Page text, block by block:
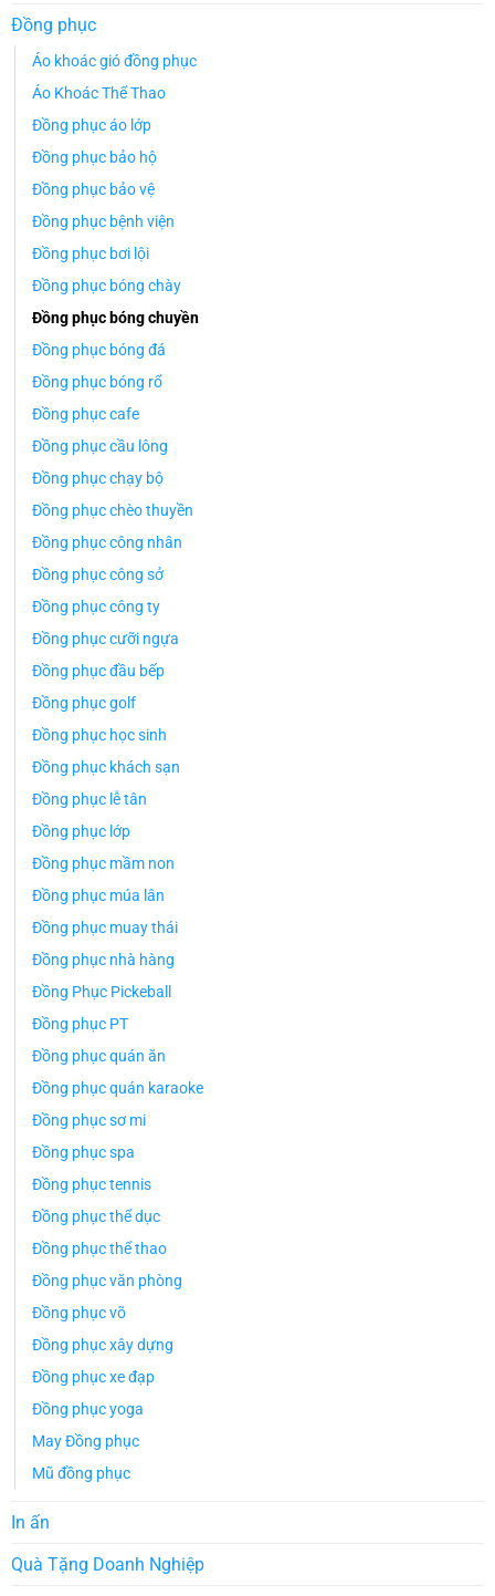
Đồng phục
Áo khoác gió đồng phục
Áo Khoác Thể Thao
Đồng phục áo lớp
Đồng phục bảo hộ
Đồng phục bảo vệ
Đồng phục bệnh viện
Đồng phục bơi lội
Đồng phục bóng chày
Đồng phục bóng chuyền
Đồng phục bóng đá
Đồng phục bóng rổ
Đồng phục cafe
Đồng phục cầu lông
Đồng phục chạy bộ
Đồng phục chèo thuyền
Đồng phục công nhân
Đồng phục công sở
Đồng phục công ty
Đồng phục cưỡi ngựa
Đồng phục đầu bếp
Đồng phục golf
Đồng phục học sinh
Đồng phục khách sạn
Đồng phục lễ tân
Đồng phục lớp
Đồng phục mầm non
Đồng phục múa lân
Đồng phục muay thái
Đồng phục nhà hàng
Đồng Phục Pickeball
Đồng phục PT
Đồng phục quán ăn
Đồng phục quán karaoke
Đồng phục sơ mi
Đồng phục spa
Đồng phục tennis
Đồng phục thể dục
Đồng phục thể thao
Đồng phục văn phòng
Đồng phục võ
Đồng phục xây dựng
Đồng phục xe đạp
Đồng phục yoga
May Đồng phục
Mũ đồng phục
In ấn
Quà Tặng Doanh Nghiệp